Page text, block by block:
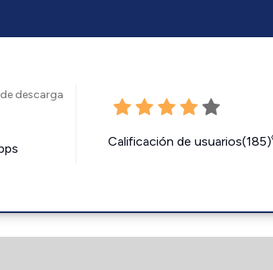
descarga
Calificación de usuarios(185)